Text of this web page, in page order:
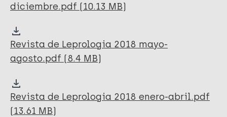
diciembre.pdf (10.13 MB)
Revista de Leprologia 2018 mayo-
agosto.pdf (8.4 MB)
Revista de Leprologia 2018 enero-abril.pdf
(13.61 MB)